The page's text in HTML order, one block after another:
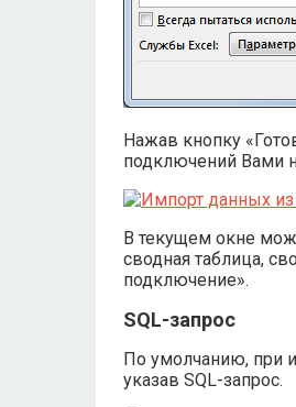
Нажав кнопку
подключений Вами
В текущем окне
сводная таблица,
подключение».
SQL-запрос
По умолчанию, при
указав SQL-запрос.